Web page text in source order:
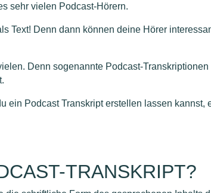
sehr vielen Podcast-Hörern.
Text! Denn dann können deine Hörer
Denn sogenannte Podcast-
ein Podcast Transkript erstellen lassen kannst,
TRANSKRIPT?